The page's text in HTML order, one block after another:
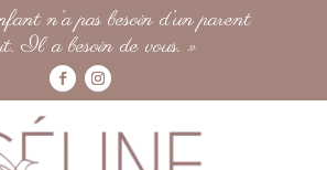
n’a pas besoin d’un parent
Il a besoin de vous. »